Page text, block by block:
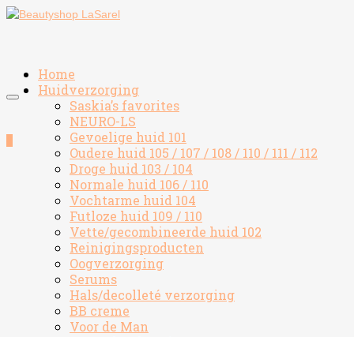
Home
Huidverzorging
Saskia’s favorites
NEURO-LS
Gevoelige huid 101
Oudere huid 105 / 107 / 108 / 110 / 111 / 112
Droge huid 103 / 104
Normale huid 106 / 110
Vochtarme huid 104
Futloze huid 109 / 110
Vette/gecombineerde huid 102
Reinigingsproducten
Oogverzorging
Serums
Hals/decolleté verzorging
BB creme
Voor de Man